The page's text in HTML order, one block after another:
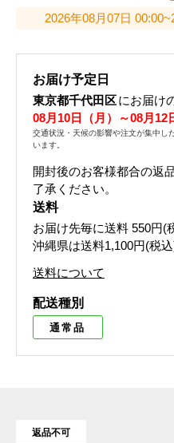
2026年08月07日
お届け予定日
東京都千代田区にお届け
08月10日（月）～08月12
交通状況・天候の影響や注文が集中し
います。
開封後のお客様都合の返
了承ください。
送料
お届け先毎に送料 550円(
沖縄県は送料1,100円(税
送料について
配送種別
通常品
返品不可